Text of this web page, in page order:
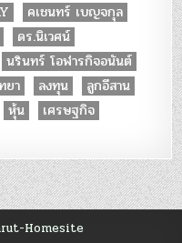
คเชนทร์ เบญจกุล
ดร.นิเวศน์
นรินทร์ โอฬารกิจอนันต์
ยา ลงทุน
ลูกอีสาน
หุ้น
เศรษฐกิจ
Homesite